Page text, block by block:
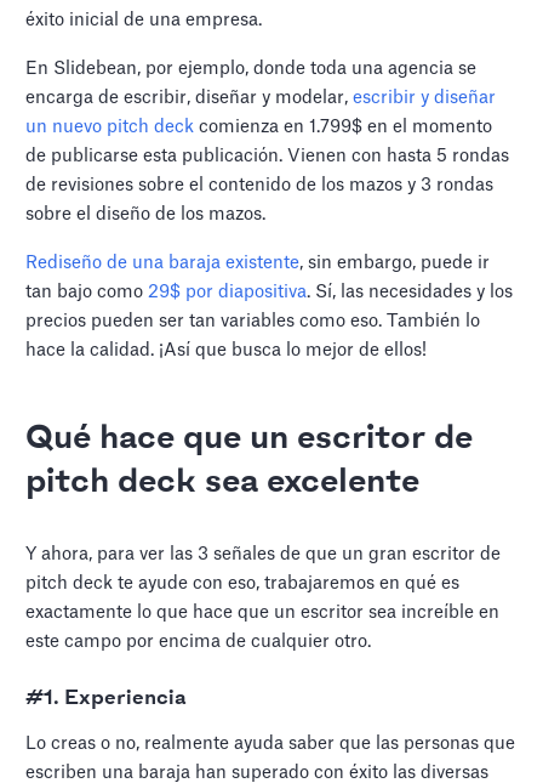
éxito inicial de una empresa.
En Slidebean, por ejemplo, donde toda una agencia se
encarga de escribir, diseñar y modelar,escribir y diseñar
un nuevo pitch deck comienza en 1.799$ en el momento
de publicarse esta publicación. Vienen con hasta 5 rondas
de revisiones sobre el contenido de los mazos y 3 rondas
sobre el diseño de los mazos.
Rediseño de una baraja existente, sin embargo, puede ir
tan bajo como 29$ por diapositiva. Sí, las necesidades y los
precios pueden ser tan variables como eso. También lo
hace la calidad. ¡Así que busca lo mejor de ellos!
Qué hace que un escritor de
pitch deck sea excelente
Y ahora, para ver las 3 señales de que un gran escritor de
pitch deck te ayude con eso, trabajaremos en qué es
exactamente lo que hace que un escritor sea increíble en
este campo por encima de cualquier otro.
#1. Experiencia
Lo creas o no, realmente ayuda saber que las personas que
escriben una baraja han superado con éxito las diversas